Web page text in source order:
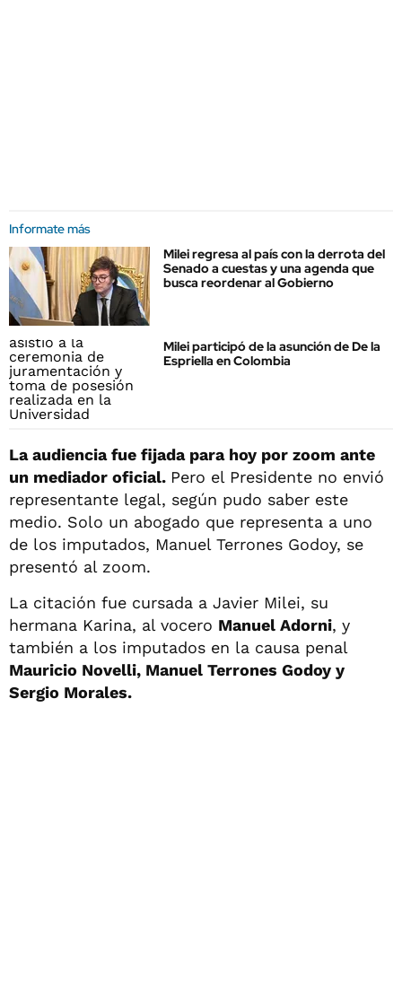
Informate más
Milei regresa al país con la derrota del
Senado a cuestas y una agenda que
busca reordenar al Gobierno
Milei participó de la asunción de De la
Espriella en Colombia
La audiencia fue fijada para hoy por zoom ante
un mediador oficial. Pero el Presidente no envió
representante legal, según pudo saber este
medio. Solo un abogado que representa a uno
de los imputados, Manuel Terrones Godoy, se
presentó al zoom.
La citación fue cursada a Javier Milei, su
hermana Karina, al vocero Manuel Adorni, y
también a los imputados en la causa penal
Mauricio Novelli, Manuel Terrones Godoy y
Sergio Morales.